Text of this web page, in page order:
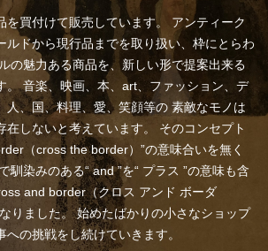
買付けて販売しています。
アンティーク
ルドから現行品までを取り扱い、枠にとらわ
の魅力ある商品を、新しい形で提案出来る
。音楽、映画、本、art、ファッション、デ
人、国、料理、愛、笑顔等の 素敵なモノは
しないと考えています。
そのコンセプト
（cross the border）”の意味合いを無く
馴染みのある“ and ”を“ プラス ”の意味も含
and border（クロス アンド ボーダ
りました。始めたばかりの小さなショップ
の挑戦をし続けていきます。